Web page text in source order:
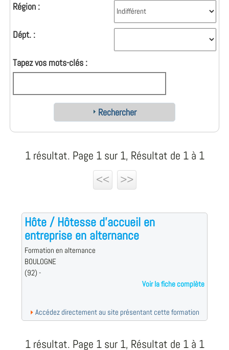
Région :
Dépt. :
Tapez vos mots-clés :
Rechercher
1 résultat. Page 1 sur 1, Résultat de 1 à 1
<<
>>
Hôte / Hôtesse d'accueil en
entreprise en alternance
Formation en alternance
BOULOGNE
(92) -
Voir la fiche complète
Accédez directement au site présentant cette formation
1 résultat. Page 1 sur 1, Résultat de 1 à 1